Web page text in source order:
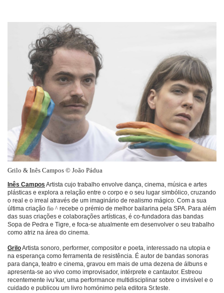
Grilo & Inês Campos © João Pádua
Inês Campos Artista cujo trabalho envolve dança, cinema, música e artes
plásticas e explora a relação entre o corpo e o seu lugar simbólico, cruzando
o real e o irreal através de um imaginário de realismo mágico. Com a sua
última criação fio ^ recebe o prémio de melhor bailarina pela SPA. Para além
das suas criações e colaborações artísticas, é co-fundadora das bandas
Sopa de Pedra e Tigre, e foca-se atualmente em desenvolver o seu trabalho
como atriz na área do cinema.
GriloArtista sonoro, performer, compositor e poeta, interessado na utopia e
na esperança como ferramenta de resistência. É autor de bandas sonoras
para dança, teatro e cinema, gravou em mais de uma dezena de álbuns e
apresenta-se ao vivo como improvisador, intérprete e cantautor. Estreou
recentemente ivu’kar, uma performance multidisciplinar sobre o invisível e o
cuidado e publicou um livro homónimo pela editora Sr.teste.